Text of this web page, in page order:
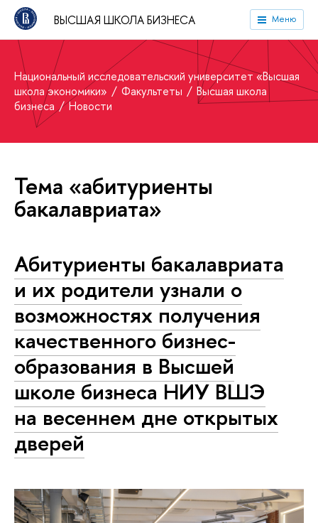
ВЫСШАЯ ШКОЛА БИЗНЕСА Меню
Национальный исследовательский университет «Высшая
школа экономики»
Факультеты
Высшая школа
бизнеса
Новости
Тема «абитуриенты
бакалавриата»
Абитуриенты бакалавриата
и их родители узнали о
возможностях получения
качественного бизнес-
образования в Высшей
школе бизнеса НИУ ВШЭ
на весеннем дне открытых
дверей